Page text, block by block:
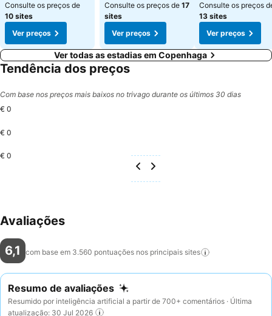
Consulte os preços de
10 sites
Ver preços
Consulte os preços de 17
sites
Ver preços
Consulte os preços
13 sites
Ver preços
Ver todas as estadias em Copenhaga
Tendência dos preços
Com base nos preços mais baixos no trivago durante os últimos 30 dias
€ 0
€ 0
€ 0
Avaliações
6,1 com base em 3.560 pontuações nos principais sites
Resumo de avaliações
Resumido por inteligência artificial a partir de 700+ comentários · Última
atualização: 30 Jul 2026